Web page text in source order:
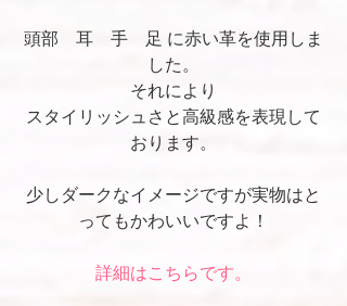
頭部　耳　手　足 に赤い革を使用しま
した。
それにより
スタイリッシュさと高級感を表現して
おります。
少しダークなイメージですが実物はと
ってもかわいいですよ！
詳細はこちらです。